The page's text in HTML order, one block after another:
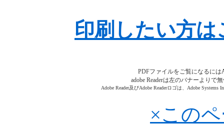
印刷したい方は
PDFファイルをご覧になるには
adobe Readerは左のバナーよりで
Adobe Reader及びAdobe Readerロゴは、Adobe
×この